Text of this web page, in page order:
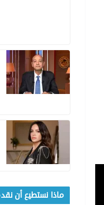
ماذا نستطيع أن